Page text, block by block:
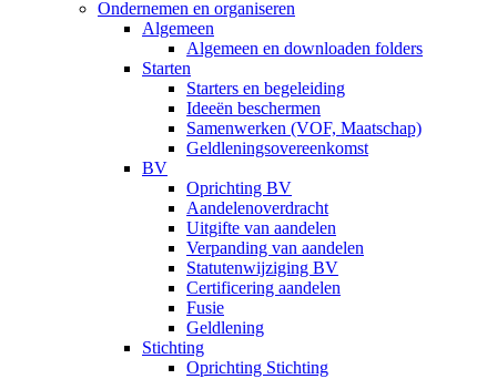
Ondernemen en organiseren
Algemeen
Algemeen en downloaden folders
Starten
Starters en begeleiding
Ideeën beschermen
Samenwerken (VOF, Maatschap)
Geldleningsovereenkomst
BV
Oprichting BV
Aandelenoverdracht
Uitgifte van aandelen
Verpanding van aandelen
Statutenwijziging BV
Certificering aandelen
Fusie
Geldlening
Stichting
Oprichting Stichting